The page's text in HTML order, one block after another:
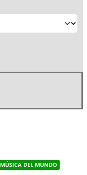
MÚSICA DEL MUNDO